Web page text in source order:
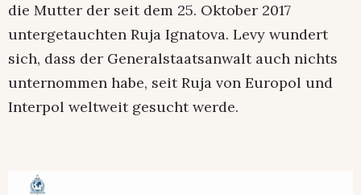
die Mutter der seit dem 25. Oktober 2017
untergetauchten Ruja Ignatova. Levy wundert
sich, dass der Generalstaatsanwalt auch nichts
unternommen habe, seit Ruja von Europol und
Interpol weltweit gesucht werde.